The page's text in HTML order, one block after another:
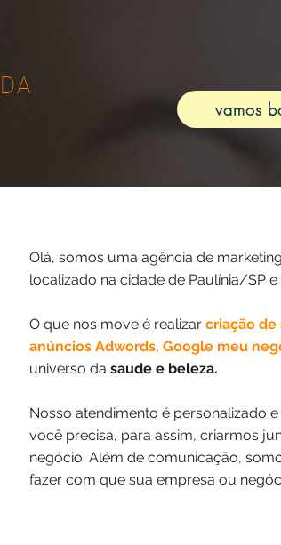
vamos
Olá, somos uma agência de
localizado na cidade de Paulínia/SP
O que nos move é realizar criação de
anúncios Adwords, Google meu
universo da saude e beleza.
Nosso atendimento é personalizado
você precisa, para assim, criarmos
negócio. Além de comunicação,
fazer com que sua empresa ou